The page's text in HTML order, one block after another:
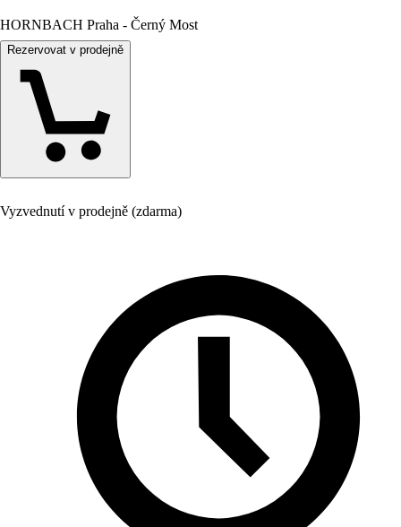
HORNBACH Praha - Černý Most
Rezervovat v prodejně
Vyzvednutí v prodejně (zdarma)